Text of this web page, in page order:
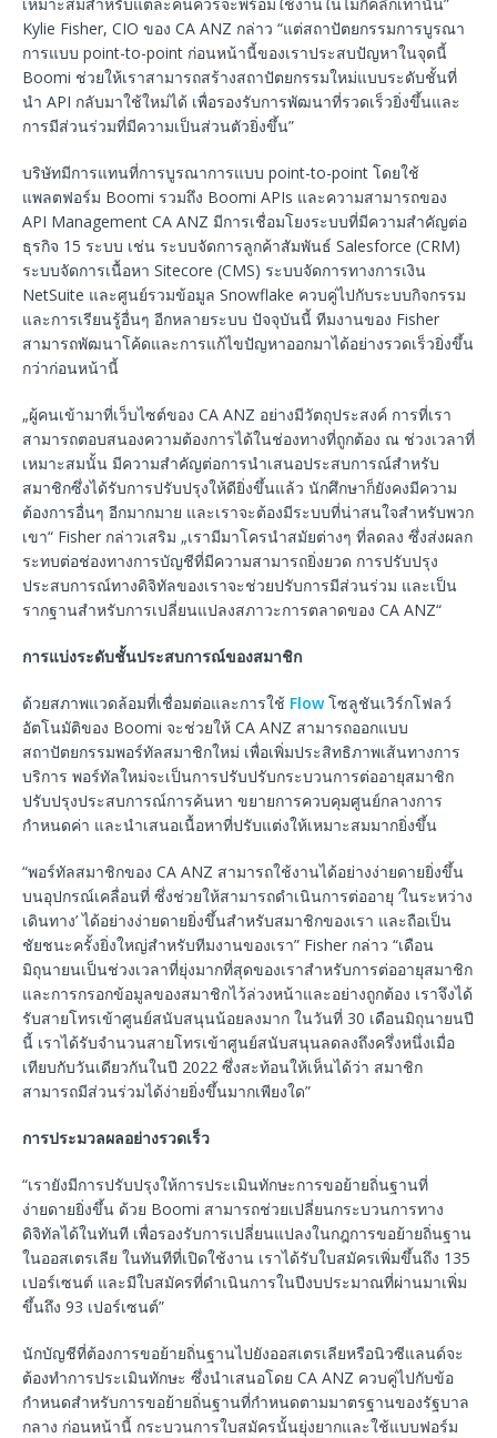
Kylie Fisher, CIO ของ CA ANZ กล่าว “แต่สถาปัตยกรรมการบูรณา
การแบบ point-to-point ก่อนหน้านี้ของเราประสบปัญหาในจุดนี้
Boomi ช่วยให้เราสามารถสร้างสถาปัตยกรรมใหม่แบบระดับชั้นที่
นำ API กลับมาใช้ใหม่ได้ เพื่อรองรับการพัฒนาที่รวดเร็วยิ่งขึ้นและ
การมีส่วนร่วมที่มีความเป็นส่วนตัวยิ่งขึ้น”
บริษัทมีการแทนที่การบูรณาการแบบ point-to-point โดยใช้
แพลตฟอร์ม Boomi รวมถึง Boomi APIs และความสามารถของ
API Management CA ANZ มีการเชื่อมโยงระบบที่มีความสำคัญต่อ
ธุรกิจ 15 ระบบ เช่น ระบบจัดการลูกค้าสัมพันธ์ Salesforce (CRM)
ระบบจัดการเนื้อหา Sitecore (CMS) ระบบจัดการทางการเงิน
NetSuite และศูนย์รวมข้อมูล Snowflake ควบคู่ไปกับระบบกิจกรรม
และการเรียนรู้อื่นๆ อีกหลายระบบ ปัจจุบันนี้ ทีมงานของ Fisher
สามารถพัฒนาโค้ดและการแก้ไขปัญหาออกมาได้อย่างรวดเร็วยิ่งขึ้น
กว่าก่อนหน้านี้
„ผู้คนเข้ามาที่เว็บไซต์ของ CA ANZ อย่างมีวัตถุประสงค์ การที่เรา
สามารถตอบสนองความต้องการได้ในช่องทางที่ถูกต้อง ณ ช่วงเวลาที่
เหมาะสมนั้น มีความสำคัญต่อการนำเสนอประสบการณ์สำหรับ
สมาชิกซึ่งได้รับการปรับปรุงให้ดียิ่งขึ้นแล้ว นักศึกษาก็ยังคงมีความ
ต้องการอื่นๆ อีกมากมาย และเราจะต้องมีระบบที่น่าสนใจสำหรับพวก
เขา“ Fisher กล่าวเสริม „เรามีมาโครนำสมัยต่างๆ ที่ลดลง ซึ่งส่งผลก
ระทบต่อช่องทางการบัญชีที่มีความสามารถยิ่งยวด การปรับปรุง
ประสบการณ์ทางดิจิทัลของเราจะช่วยปรับการมีส่วนร่วม และเป็น
รากฐานสำหรับการเปลี่ยนแปลงสภาวะการตลาดของ CA ANZ“
การแบ่งระดับชั้นประสบการณ์ของสมาชิก
ด้วยสภาพแวดล้อมที่เชื่อมต่อและการใช้ Flowโซลูชันเวิร์กโฟลว์
อัตโนมัติของ Boomi จะช่วยให้ CA ANZ สามารถออกแบบ
สถาปัตยกรรมพอร์ทัลสมาชิกใหม่ เพื่อเพิ่มประสิทธิภาพเส้นทางการ
บริการ พอร์ทัลใหม่จะเป็นการปรับปรับกระบวนการต่ออายุสมาชิก
ปรับปรุงประสบการณ์การค้นหา ขยายการควบคุมศูนย์กลางการ
กำหนดค่า และนำเสนอเนื้อหาที่ปรับแต่งให้เหมาะสมมากยิ่งขึ้น
“พอร์ทัลสมาชิกของ CA ANZ สามารถใช้งานได้อย่างง่ายดายยิ่งขึ้น
บนอุปกรณ์เคลื่อนที่ ซึ่งช่วยให้สามารถดำเนินการต่ออายุ ‘ในระหว่าง
เดินทาง’ ได้อย่างง่ายดายยิ่งขึ้นสำหรับสมาชิกของเรา และถือเป็น
ชัยชนะครั้งยิ่งใหญ่สำหรับทีมงานของเรา” Fisher กล่าว “เดือน
มิถุนายนเป็นช่วงเวลาที่ยุ่งมากที่สุดของเราสำหรับการต่ออายุสมาชิก
และการกรอกข้อมูลของสมาชิกไว้ล่วงหน้าและอย่างถูกต้อง เราจึงได้
รับสายโทรเข้าศูนย์สนับสนุนน้อยลงมาก ในวันที่ 30 เดือนมิถุนายนปี
นี้ เราได้รับจำนวนสายโทรเข้าศูนย์สนับสนุนลดลงถึงครึ่งหนึ่งเมื่อ
เทียบกับวันเดียวกันในปี 2022 ซึ่งสะท้อนให้เห็นได้ว่า สมาชิก
สามารถมีส่วนร่วมได้ง่ายยิ่งขึ้นมากเพียงใด”
การประมวลผลอย่างรวดเร็ว
“เรายังมีการปรับปรุงให้การประเมินทักษะการขอย้ายถิ่นฐานที่
ง่ายดายยิ่งขึ้น ด้วย Boomi สามารถช่วยเปลี่ยนกระบวนการทาง
ดิจิทัลได้ในทันที เพื่อรองรับการเปลี่ยนแปลงในกฎการขอย้ายถิ่นฐาน
ในออสเตรเลีย ในทันทีที่เปิดใช้งาน เราได้รับใบสมัครเพิ่มขึ้นถึง 135
เปอร์เซนต์ และมีใบสมัครที่ดำเนินการในปีงบประมาณที่ผ่านมาเพิ่ม
ขึ้นถึง 93 เปอร์เซนต์”
นักบัญชีที่ต้องการขอย้ายถิ่นฐานไปยังออสเตรเลียหรือนิวซีแลนด์จะ
ต้องทำการประเมินทักษะ ซึ่งนำเสนอโดย CA ANZ ควบคู่ไปกับข้อ
กำหนดสำหรับการขอย้ายถิ่นฐานที่กำหนดตามมาตรฐานของรัฐบาล
กลาง ก่อนหน้านี้ กระบวนการใบสมัครนั้นยุ่งยากและใช้แบบฟอร์ม